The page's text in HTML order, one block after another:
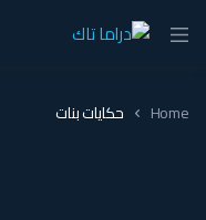
Home حكايات بنات